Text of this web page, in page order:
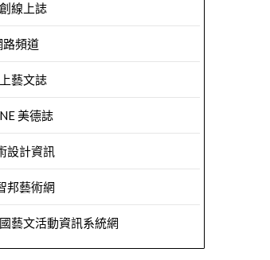
線上誌
路頻道
藝文誌
美德誌
設計資訊
邦藝術網
藝文活動資訊系統網